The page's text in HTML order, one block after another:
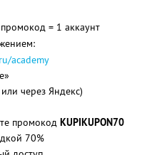
= 1 аккаунт
academy
через Яндекс)
промокод KUPIKUPON70
70%